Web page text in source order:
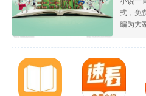
式，免
编为大
小说资
大家排
书软件！